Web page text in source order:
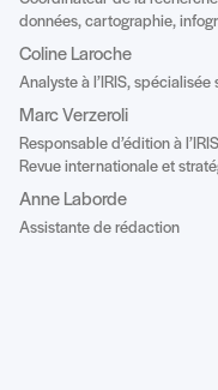
données, cartographie,
Coline Laroche
Analyste à l’IRIS, spécialisée
Marc Verzeroli
Responsable d’édition à
Revue internationale et
Anne Laborde
Assistante de rédaction